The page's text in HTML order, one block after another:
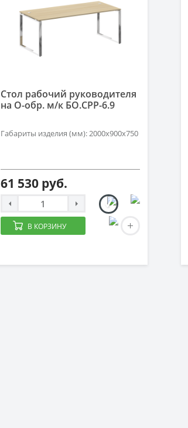
Стол рабочий руководителя
на О-обр. м/к БО.СРР-6.9
Габариты изделия (мм): 2000х900х750
61 530 руб.
В КОРЗИНУ